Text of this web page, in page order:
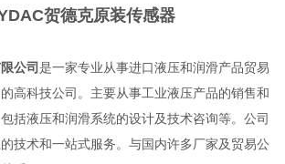
贺德克原装传感器
公司是一家专业从事进口液压和润滑产品贸易
高科技公司。主要从事工业液压产品的销售和
括液压和润滑系统的设计及技术咨询等。公司
技术和一站式服务。与国内许多厂家及贸易公